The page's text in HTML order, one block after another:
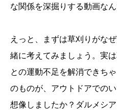
な関係を深掘りする動画な
えっと、まずは草刈りがな
緒に考えてみましょう。実
との運動不足を解消できち
のものが、アウトドアでの
想像しましたか？ダルメシ